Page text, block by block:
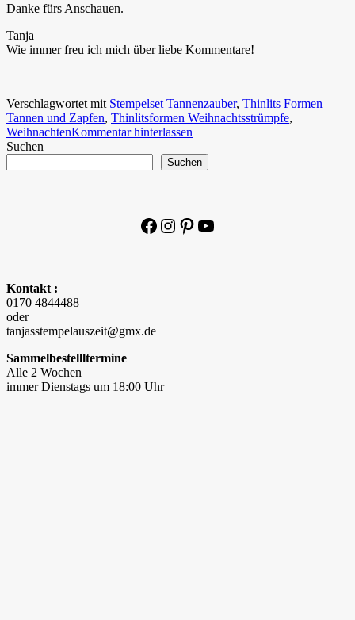
Danke fürs Anschauen.
Tanja
Wie immer freu ich mich über liebe Kommentare!
Verschlagwortet mit Stempelset Tannenzauber, Thinlits Formen
Tannen und Zapfen, Thinlitsformen Weihnachtsstrümpfe,
WeihnachtenKommentar hinterlassen
Suchen
Suchen
Facebook
Instagram
Pinterest
YouTube
Kontakt :
0170 4844488
oder
tanjasstempelauszeit@gmx.de
Sammelbestellltermine
Alle 2 Wochen
immer Dienstags um 18:00 Uhr